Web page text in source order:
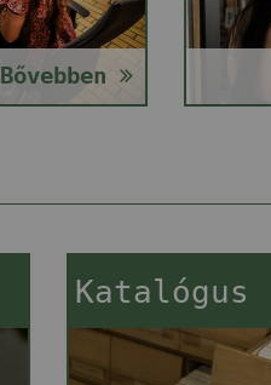
Bővebben
Katalógus